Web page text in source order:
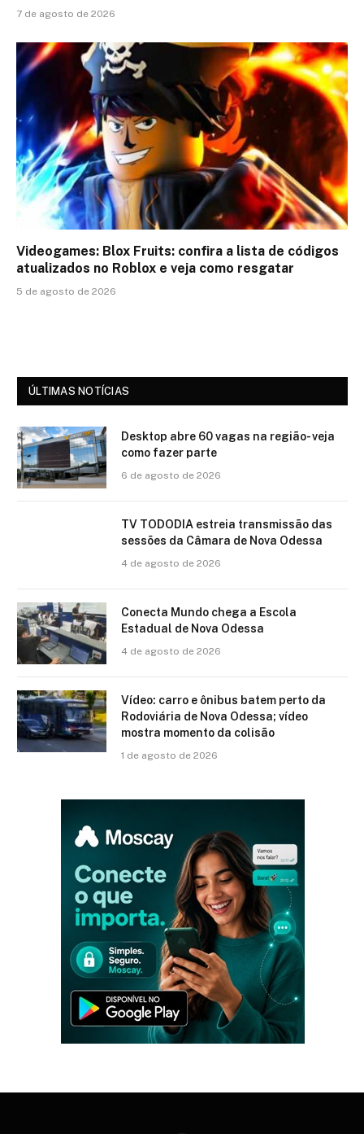
7 de agosto de 2026
Videogames: Blox Fruits: confira a lista de códigos
atualizados no Roblox e veja como resgatar
5 de agosto de 2026
ÚLTIMAS NOTÍCIAS
Desktop abre 60 vagas na região- veja
como fazer parte
6 de agosto de 2026
TV TODODIA estreia transmissão das
sessões da Câmara de Nova Odessa
4 de agosto de 2026
Conecta Mundo chega a Escola
Estadual de Nova Odessa
4 de agosto de 2026
Vídeo: carro e ônibus batem perto da
Rodoviária de Nova Odessa; vídeo
mostra momento da colisão
1 de agosto de 2026